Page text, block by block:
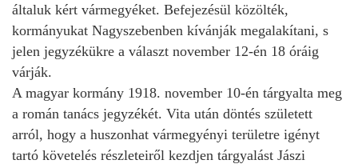
általuk kért vármegyéket. Befejezésül közölték,
kormányukat Nagyszebenben kívánják megalakítani, s
jelen jegyzékükre a választ november 12-én 18 óráig
várják.
A magyar kormány 1918. november 10-én tárgyalta meg
a román tanács jegyzékét. Vita után döntés született
arról, hogy a huszonhat vármegyényi területre igényt
tartó követelés részleteiről kezdjen tárgyalást Jászi